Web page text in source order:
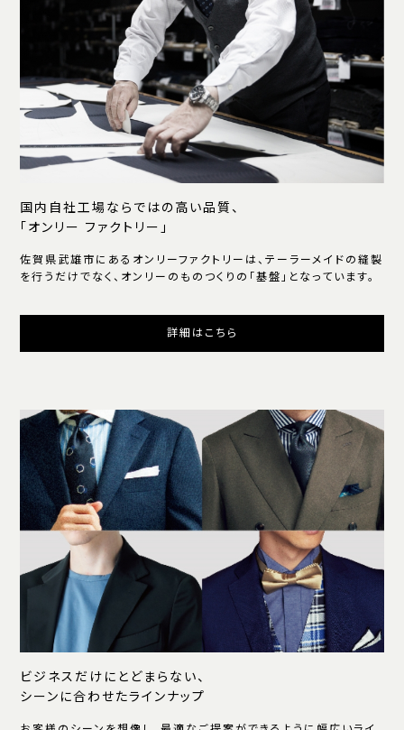
国内自社工場ならではの高い品質、
「オンリー ファクトリー」
佐賀県武雄市にあるオンリーファクトリーは、テーラーメイドの縫製
を行うだけでなく、オンリーのものつくりの「基盤」となっています。
詳細はこちら
ビジネスだけにとどまらない、
シーンに合わせたラインナップ